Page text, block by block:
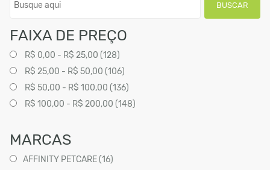
BUSCAR
FAIXA DE PREÇO
R$ 0,00 - R$ 25,00 (128)
R$ 25,00 - R$ 50,00 (106)
R$ 50,00 - R$ 100,00 (136)
R$ 100,00 - R$ 200,00 (148)
MARCAS
AFFINITY PETCARE (16)